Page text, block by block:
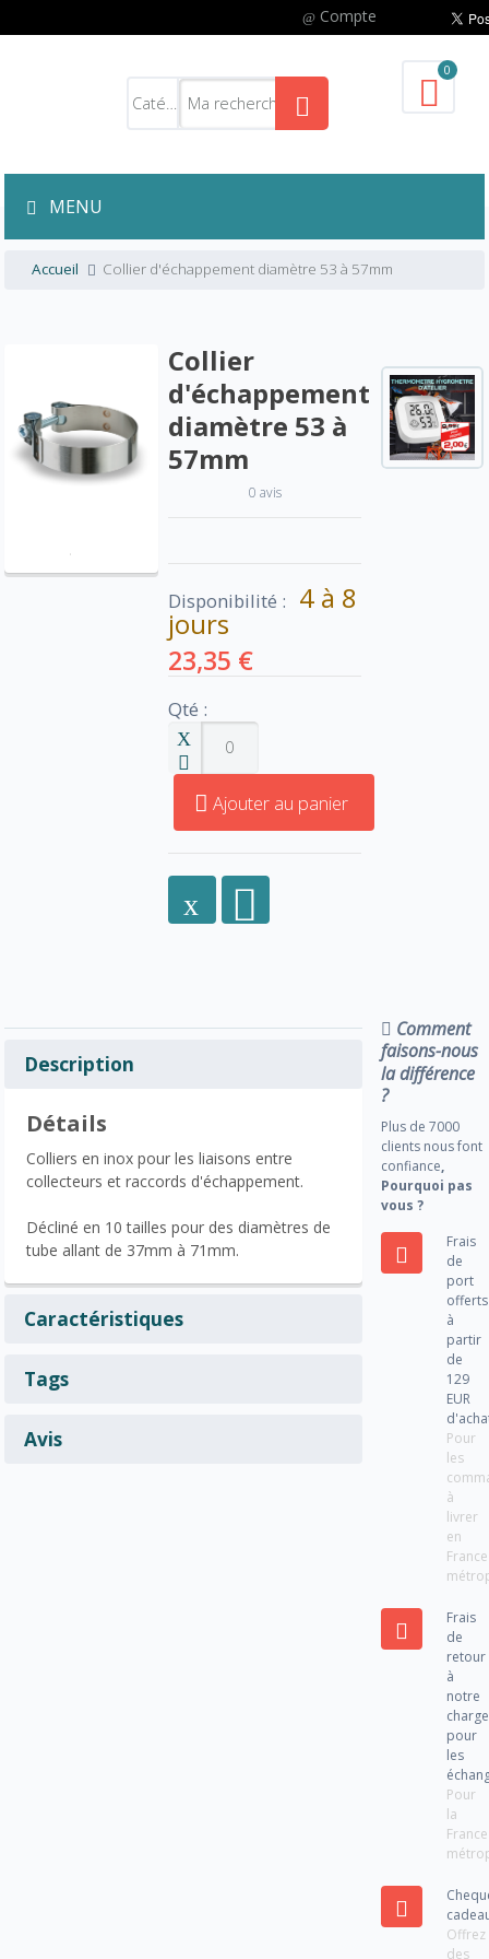
Compte
0
MENU
Accueil Collier d'échappement diamètre 53 à 57mm
Collier
d'échappement
diamètre 53 à
57mm
0 avis
Disponibilité : 4 à 8
jours
23,35 €
Qté :
Ajouter au panier
Description
Détails
Colliers en inox pour les liaisons entre
collecteurs et raccords d'échappement.
Décliné en 10 tailles pour des diamètres de
tube allant de 37mm à 71mm.
Caractéristiques
Tags
Avis
Comment
faisons-nous
la différence
?
Plus de 7000
clients nous font
confiance,
Pourquoi pas
vous ?
Frais
de
port
offerts
à
partir
de
129
EUR
Pour
les
à
livrer
en
France
Frais
de
retour
à
notre
charge
pour
les
Pour
la
France
Offrez
des